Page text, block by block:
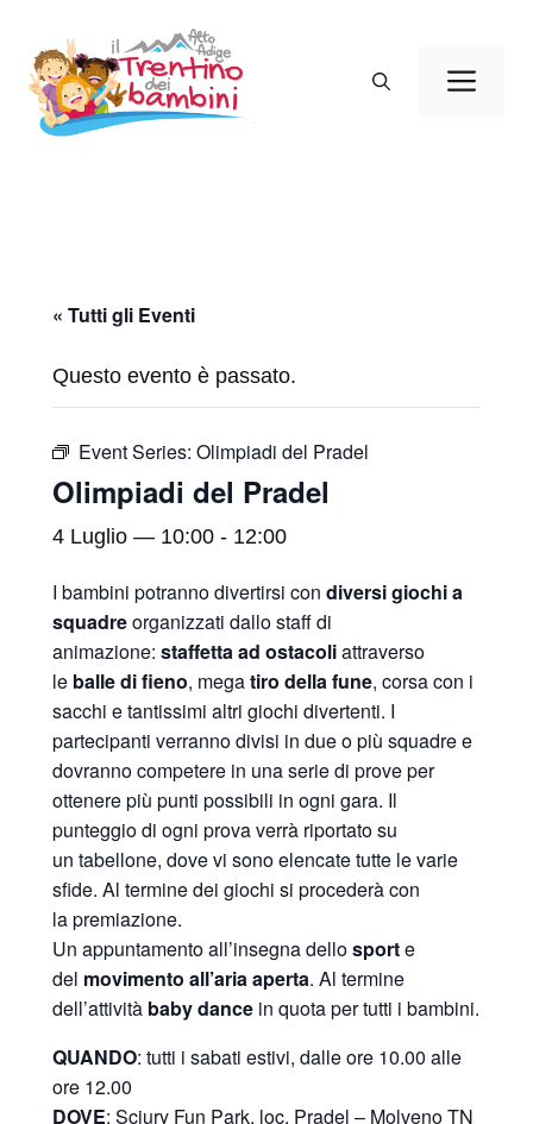
contenuto
« Tutti gli Eventi
Questo evento è passato.
Event Series: Olimpiadi del Pradel
Olimpiadi del Pradel
4 Luglio — 10:00 - 12:00
I bambini potranno divertirsi con diversi giochi a
squadreorganizzati dallo staff di
animazione: staffetta ad ostacoliattraverso
le balle di fieno, megatiro della fune, corsa con i
sacchi e tantissimi altri giochi divertenti. I
partecipanti verranno divisi in due o più squadre e
dovranno competere in una serie di prove per
ottenere più punti possibili in ogni gara. Il
punteggio di ogni prova verrà riportato su
un tabellone, dove vi sono elencate tutte le varie
sfide. Al termine dei giochi si procederà con
la premiazione.
Un appuntamento all’insegna dellosporte
del movimento all’aria aperta. Al termine
dell’attività baby dance in quota per tutti i bambini.
QUANDO: tutti i sabati estivi, dalle ore 10.00 alle
ore 12.00
DOVE: Sciury Fun Park, loc. Pradel – Molveno TN